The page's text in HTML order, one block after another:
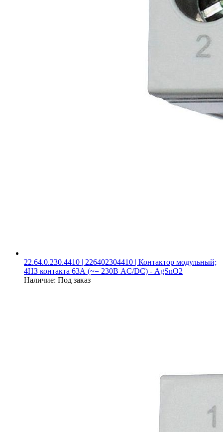
22.64.0.230.4410 | 226402304410 | Контактор модульный;
4НЗ контакта 63А (~= 230В AC/DC) - AgSnO2
Наличие: Под заказ